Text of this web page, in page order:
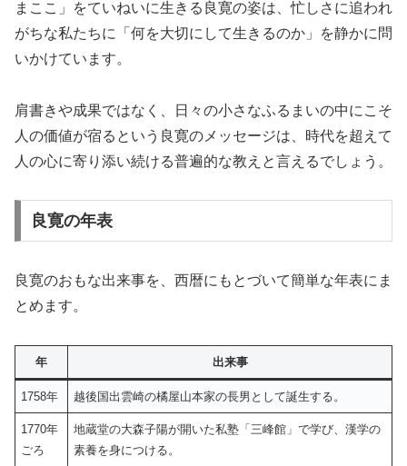
まここ」をていねいに生きる良寛の姿は、忙しさに追われ
がちな私たちに「何を大切にして生きるのか」を静かに問
いかけています。
肩書きや成果ではなく、日々の小さなふるまいの中にこそ
人の価値が宿るという良寛のメッセージは、時代を超えて
人の心に寄り添い続ける普遍的な教えと言えるでしょう。
良寛の年表
良寛のおもな出来事を、西暦にもとづいて簡単な年表にま
とめます。
年 出来事
1758年 越後国出雲崎の橘屋山本家の長男として誕生する。
1770年
ごろ
地蔵堂の大森子陽が開いた私塾「三峰館」で学び、漢学の
素養を身につける。